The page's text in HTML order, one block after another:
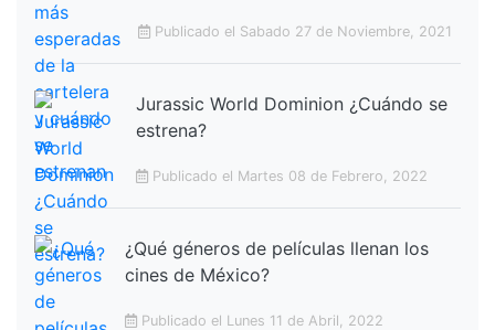
Publicado el Sabado 27 de Noviembre, 2021
Jurassic World Dominion ¿Cuándo se
estrena?
Publicado el Martes 08 de Febrero, 2022
¿Qué géneros de películas llenan los
cines de México?
Publicado el Lunes 11 de Abril, 2022